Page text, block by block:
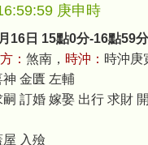
庚申時
16日 15點0分-16點59分
： 煞南， 時沖： 時沖庚
神 金匱 左輔
嗣 訂婚 嫁娶 出行 求財
屋 入殮